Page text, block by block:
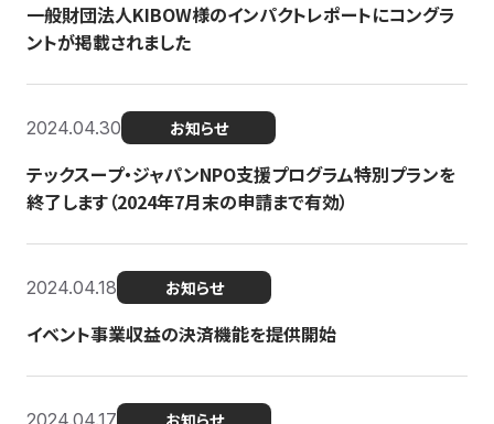
一般財団法人KIBOW様のインパクトレポートにコングラ
ントが掲載されました
2024.04.30 お知らせ
テックスープ・ジャパンNPO支援プログラム特別プランを
終了します（2024年7月末の申請まで有効）
2024.04.18 お知らせ
イベント事業収益の決済機能を提供開始
2024.04.17 お知らせ